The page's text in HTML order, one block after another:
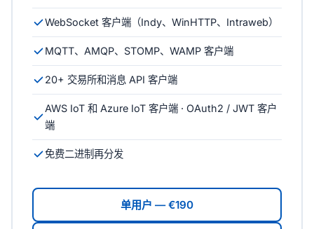
WebSocket 客户端（Indy、WinHTTP、Intraweb）
MQTT、AMQP、STOMP、WAMP 客户端
20+ 交易所和消息 API 客户端
AWS IoT 和 Azure IoT 客户端 · OAuth2 / JWT 客户
端
免费二进制再分发
单用户 — €190